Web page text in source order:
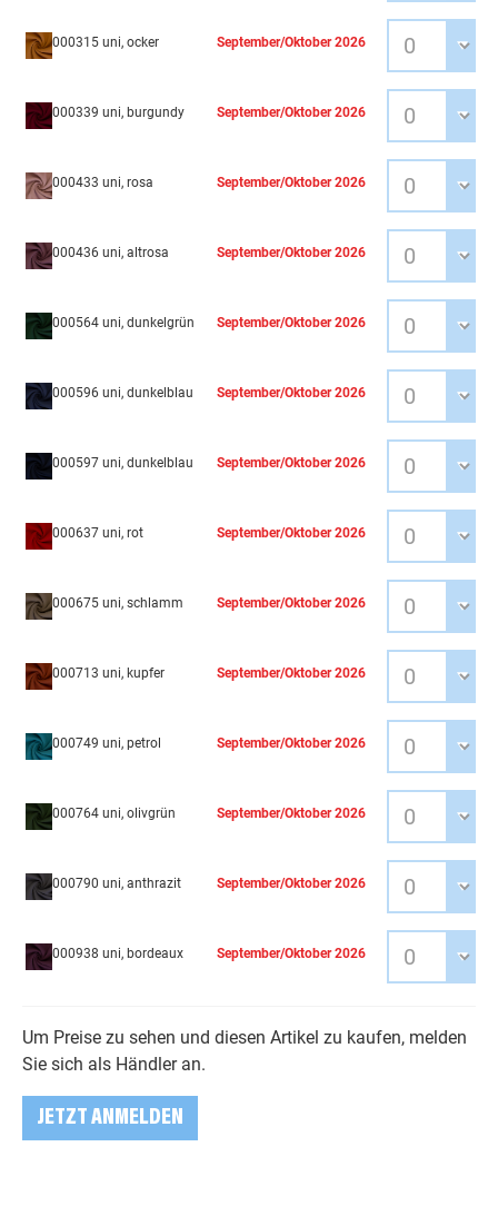
000315 uni, ocker September/Oktober 2026
000339 uni, burgundy September/Oktober 2026
000433 uni, rosa September/Oktober 2026
000436 uni, altrosa September/Oktober 2026
000564 uni, dunkelgrün September/Oktober 2026
000596 uni, dunkelblau September/Oktober 2026
000597 uni, dunkelblau September/Oktober 2026
000637 uni, rot September/Oktober 2026
000675 uni, schlamm September/Oktober 2026
000713 uni, kupfer September/Oktober 2026
000749 uni, petrol September/Oktober 2026
000764 uni, olivgrün September/Oktober 2026
000790 uni, anthrazit September/Oktober 2026
000938 uni, bordeaux September/Oktober 2026
Um Preise zu sehen und diesen Artikel zu kaufen, melden
Sie sich als Händler an.
JETZT ANMELDEN